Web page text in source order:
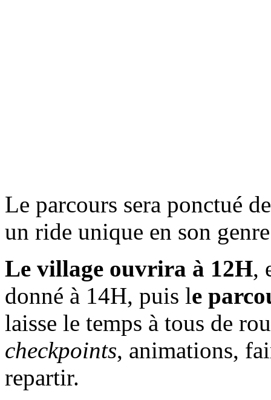
Le parcours sera ponctué
un ride unique en son
Le village ouvrira à 12H,
donné à 14H, puis le
laisse le temps à tous de
checkpoints, animations,
repartir.